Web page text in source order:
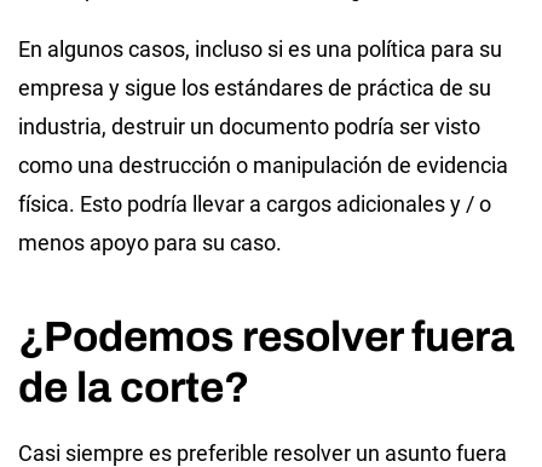
En algunos casos, incluso si es una política para su
empresa y sigue los estándares de práctica de su
industria, destruir un documento podría ser visto
como una destrucción o manipulación de evidencia
física. Esto podría llevar a cargos adicionales y / o
menos apoyo para su caso.
¿Podemos resolver fuera
de la corte?
Casi siempre es preferible resolver un asunto fuera